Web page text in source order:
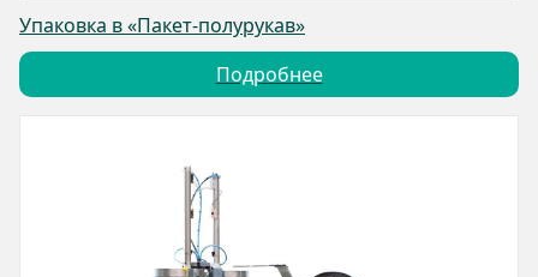
Упаковка в «Пакет-полурукав»
Подробнее